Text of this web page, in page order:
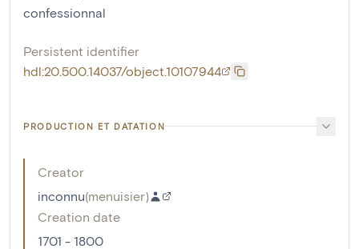
confessionnal
Persistent identifier
hdl:20.500.14037/object.10107944
PRODUCTION ET DATATION
Creator
inconnu(menuisier)
Creation date
1701 - 1800